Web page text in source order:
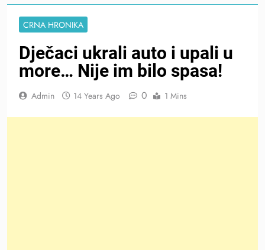
CRNA HRONIKA
Dječaci ukrali auto i upali u
more… Nije im bilo spasa!
Admin 14 Years Ago 0 1 Mins